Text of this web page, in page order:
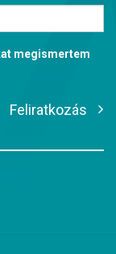
megismertem
Feliratkozás